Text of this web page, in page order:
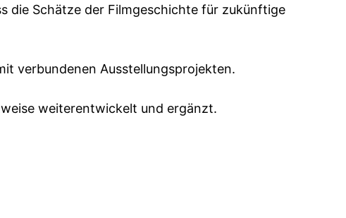
die Schätze der Filmgeschichte für zukünftige
verbundenen Ausstellungsprojekten.
weiterentwickelt und ergänzt.